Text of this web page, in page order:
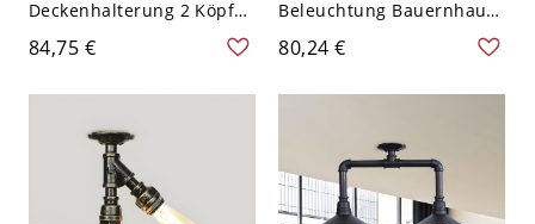
Deckenhalterung 2 Köpfe
Metall Halb-Flush-Licht in
Schwarz mit klarem
Glasschirm
84,75 €
Beleuchtung Bauernhaus
Schwarz Finish Bernstein
Glas Rohr Deckenlampe
mit Käfig, A
80,24 €